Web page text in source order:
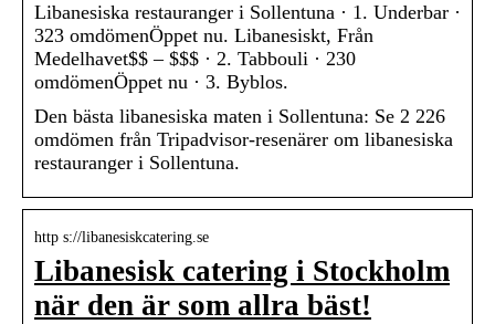
Libanesiska restauranger i Sollentuna · 1. Underbar ·
323 omdömenÖppet nu. Libanesiskt, Från
Medelhavet$$ – $$$ · 2. Tabbouli · 230
omdömenÖppet nu · 3. Byblos.
Den bästa libanesiska maten i Sollentuna: Se 2 226
omdömen från Tripadvisor-resenärer om libanesiska
restauranger i Sollentuna.
http s://libanesiskcatering.se
Libanesisk catering i Stockholm
när den är som allra bäst!